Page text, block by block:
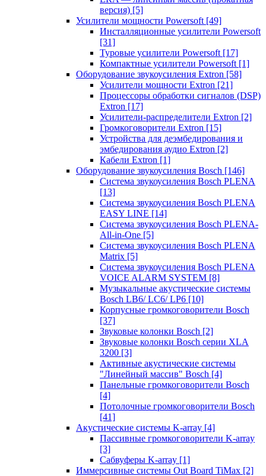
версия) [5]
Усилители мощности Powersoft [49]
Инсталляционные усилители Powersoft
[31]
Туровые усилители Powersoft [17]
Компактные усилители Powersoft [1]
Оборудование звукоусиления Extron [58]
Усилители мощности Extron [21]
Процессоры обработки сигналов (DSP)
Extron [17]
Усилители-распределители Extron [2]
Громкоговорители Extron [15]
Устройства для деэмбедирования и
эмбедирования аудио Extron [2]
Кабели Extron [1]
Оборудование звукоусиления Bosch [146]
Система звукоусиления Bosch PLENA
[13]
Система звукоусиления Bosch PLENA
EASY LINE [14]
Система звукоусиления Bosch PLENA-
All-in-One [5]
Система звукоусиления Bosch PLENA
Matrix [5]
Система звукоусиления Bosch PLENA
VOICE ALARM SYSTEM [8]
Музыкальные акустические системы
Bosch LB6/ LC6/ LP6 [10]
Корпусные громкоговорители Bosch
[37]
Звуковые колонки Bosch [2]
Звуковые колонки Bosch серии XLA
3200 [3]
Активные акустические системы
"Линейный массив" Bosch [4]
Панельные громкоговорители Bosch
[4]
Потолочные громкоговорители Bosch
[41]
Акустические системы K-array [4]
Пассивные громкоговорители K-array
[3]
Сабвуферы K-array [1]
Иммерсивные системы Out Board TiMax [2]